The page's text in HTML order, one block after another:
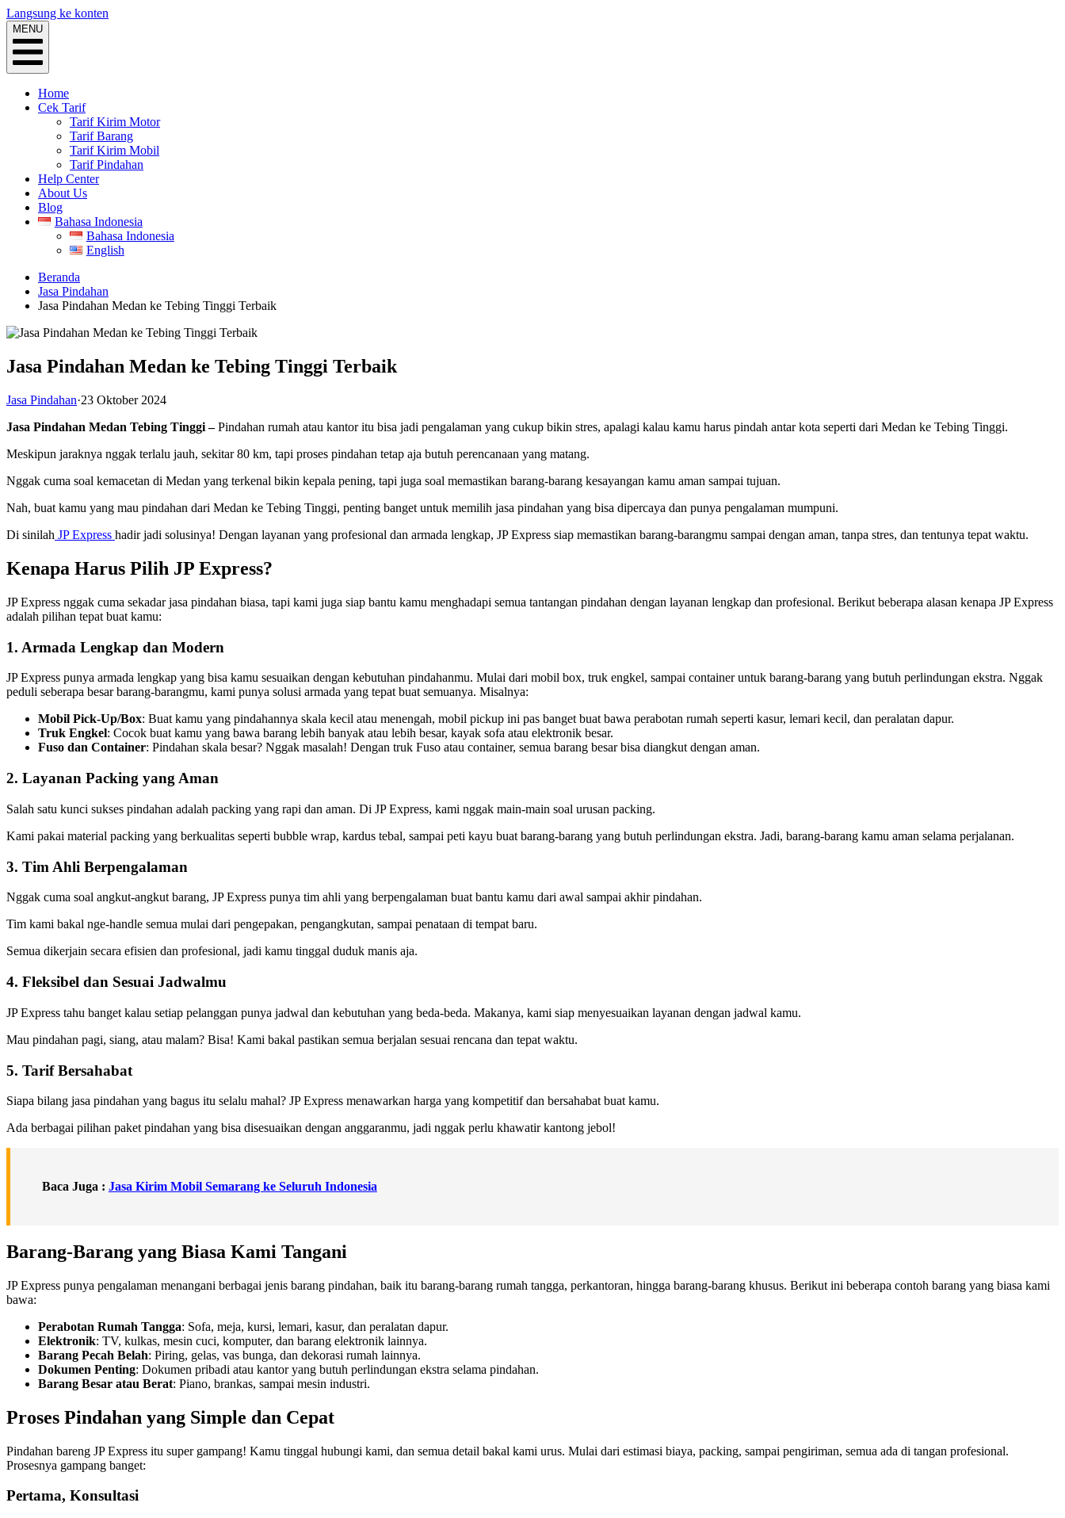
Langsung ke konten
MENU
Home
Cek Tarif
Tarif Kirim Motor
Tarif Barang
Tarif Kirim Mobil
Tarif Pindahan
Help Center
About Us
Blog
Bahasa Indonesia
Bahasa Indonesia
English
Beranda
Jasa Pindahan
Jasa Pindahan Medan ke Tebing Tinggi Terbaik
Jasa Pindahan Medan ke Tebing Tinggi Terbaik
Jasa Pindahan·23 Oktober 2024
Jasa Pindahan Medan Tebing Tinggi –Pindahan rumah atau kantor itu bisa jadi pengalaman yang cukup bikin stres, apalagi kalau kamu harus pindah antar kota seperti dari Medan ke Tebing Tinggi.
Meskipun jaraknya nggak terlalu jauh, sekitar 80 km, tapi proses pindahan tetap aja butuh perencanaan yang matang.
Nggak cuma soal kemacetan di Medan yang terkenal bikin kepala pening, tapi juga soal memastikan barang-barang kesayangan kamu aman sampai tujuan.
Nah, buat kamu yang mau pindahan dari Medan ke Tebing Tinggi, penting banget untuk memilih jasa pindahan yang bisa dipercaya dan punya pengalaman mumpuni.
Di sinilah JP Express hadir jadi solusinya! Dengan layanan yang profesional dan armada lengkap, JP Express siap memastikan barang-barangmu sampai dengan aman, tanpa stres, dan tentunya tepat waktu.
Kenapa Harus Pilih JP Express?
JP Express nggak cuma sekadar jasa pindahan biasa, tapi kami juga siap bantu kamu menghadapi semua tantangan pindahan dengan layanan lengkap dan profesional. Berikut beberapa alasan kenapa JP Express
adalah pilihan tepat buat kamu:
1. Armada Lengkap dan Modern
JP Express punya armada lengkap yang bisa kamu sesuaikan dengan kebutuhan pindahanmu. Mulai dari mobil box, truk engkel, sampai container untuk barang-barang yang butuh perlindungan ekstra. Nggak
peduli seberapa besar barang-barangmu, kami punya solusi armada yang tepat buat semuanya. Misalnya:
Mobil Pick-Up/Box: Buat kamu yang pindahannya skala kecil atau menengah, mobil pickup ini pas banget buat bawa perabotan rumah seperti kasur, lemari kecil, dan peralatan dapur.
Truk Engkel: Cocok buat kamu yang bawa barang lebih banyak atau lebih besar, kayak sofa atau elektronik besar.
Fuso dan Container: Pindahan skala besar? Nggak masalah! Dengan truk Fuso atau container, semua barang besar bisa diangkut dengan aman.
2. Layanan Packing yang Aman
Salah satu kunci sukses pindahan adalah packing yang rapi dan aman. Di JP Express, kami nggak main-main soal urusan packing.
Kami pakai material packing yang berkualitas seperti bubble wrap, kardus tebal, sampai peti kayu buat barang-barang yang butuh perlindungan ekstra. Jadi, barang-barang kamu aman selama perjalanan.
3. Tim Ahli Berpengalaman
Nggak cuma soal angkut-angkut barang, JP Express punya tim ahli yang berpengalaman buat bantu kamu dari awal sampai akhir pindahan.
Tim kami bakal nge-handle semua mulai dari pengepakan, pengangkutan, sampai penataan di tempat baru.
Semua dikerjain secara efisien dan profesional, jadi kamu tinggal duduk manis aja.
4. Fleksibel dan Sesuai Jadwalmu
JP Express tahu banget kalau setiap pelanggan punya jadwal dan kebutuhan yang beda-beda. Makanya, kami siap menyesuaikan layanan dengan jadwal kamu.
Mau pindahan pagi, siang, atau malam? Bisa! Kami bakal pastikan semua berjalan sesuai rencana dan tepat waktu.
5. Tarif Bersahabat
Siapa bilang jasa pindahan yang bagus itu selalu mahal? JP Express menawarkan harga yang kompetitif dan bersahabat buat kamu.
Ada berbagai pilihan paket pindahan yang bisa disesuaikan dengan anggaranmu, jadi nggak perlu khawatir kantong jebol!
Baca Juga : Jasa Kirim Mobil Semarang ke Seluruh Indonesia
Barang-Barang yang Biasa Kami Tangani
JP Express punya pengalaman menangani berbagai jenis barang pindahan, baik itu barang-barang rumah tangga, perkantoran, hingga barang-barang khusus. Berikut ini beberapa contoh barang yang biasa kami
bawa:
Perabotan Rumah Tangga: Sofa, meja, kursi, lemari, kasur, dan peralatan dapur.
Elektronik: TV, kulkas, mesin cuci, komputer, dan barang elektronik lainnya.
Barang Pecah Belah: Piring, gelas, vas bunga, dan dekorasi rumah lainnya.
Dokumen Penting: Dokumen pribadi atau kantor yang butuh perlindungan ekstra selama pindahan.
Barang Besar atau Berat: Piano, brankas, sampai mesin industri.
Proses Pindahan yang Simple dan Cepat
Pindahan bareng JP Express itu super gampang! Kamu tinggal hubungi kami, dan semua detail bakal kami urus. Mulai dari estimasi biaya, packing, sampai pengiriman, semua ada di tangan profesional.
Prosesnya gampang banget:
Pertama, Konsultasi